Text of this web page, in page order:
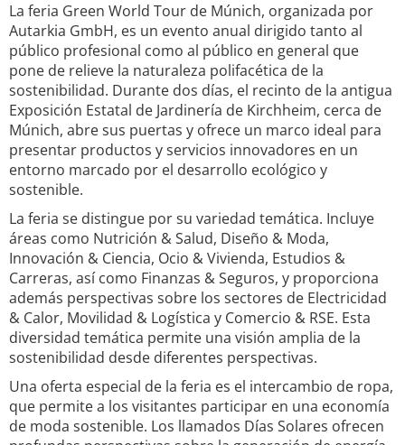
La feria Green World Tour de Múnich, organizada por
Autarkia GmbH, es un evento anual dirigido tanto al
público profesional como al público en general que
pone de relieve la naturaleza polifacética de la
sostenibilidad. Durante dos días, el recinto de la antigua
Exposición Estatal de Jardinería de Kirchheim, cerca de
Múnich, abre sus puertas y ofrece un marco ideal para
presentar productos y servicios innovadores en un
entorno marcado por el desarrollo ecológico y
sostenible.
La feria se distingue por su variedad temática. Incluye
áreas como Nutrición & Salud, Diseño & Moda,
Innovación & Ciencia, Ocio & Vivienda, Estudios &
Carreras, así como Finanzas & Seguros, y proporciona
además perspectivas sobre los sectores de Electricidad
& Calor, Movilidad & Logística y Comercio & RSE. Esta
diversidad temática permite una visión amplia de la
sostenibilidad desde diferentes perspectivas.
Una oferta especial de la feria es el intercambio de ropa,
que permite a los visitantes participar en una economía
de moda sostenible. Los llamados Días Solares ofrecen